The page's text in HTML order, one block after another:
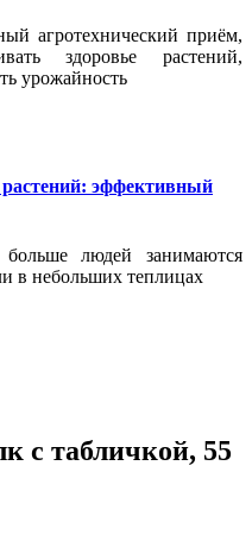
агротехнический приём,
здоровье растений,
урожайность
эффективный
людей занимаются
в небольших теплицах
с табличкой, 55